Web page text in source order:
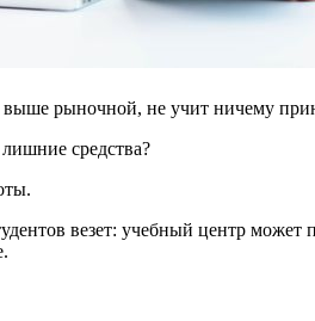
выше рыночной, не учит ничему
средства?
везет: учебный центр может